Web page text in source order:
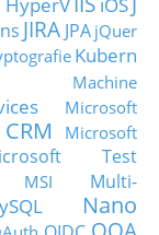
JIRA JPA jQuer
Kubern
Machine
Microsoft
Microsoft
Test
MSI
Multi-
Nano